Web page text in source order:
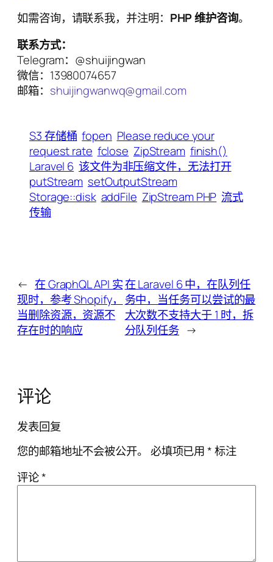
如需咨询，请联系我，并注明： PHP 维护咨询。
联系方式：
Telegram：@shuijingwan
微信：13980074657
邮箱： shuijingwanwq@gmail.com
S3 存储桶 fopen Please reduce your
request rate fclose ZipStream finish()
Laravel 6 该文件为非压缩文件，无法打开
putStream setOutputStream
Storage::disk addFile ZipStream PHP 流式
传输
← 在 GraphQL API 实
现时，参考 Shopify，
当删除资源，资源不
存在时的响应
在 Laravel 6 中，在队列任
务中，当任务可以尝试的最
大次数不支持大于 1 时，拆
分队列任务 →
评论
发表回复
您的邮箱地址不会被公开。 必填项已用*标注
评论*